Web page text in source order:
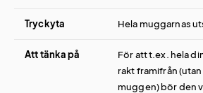
Tryckyta Hela muggarnas
Att tänka på
För att t.ex. hela
rakt framifrån
muggen) bör den